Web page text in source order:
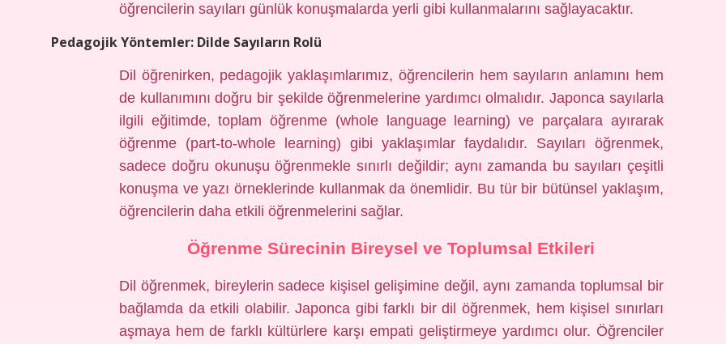
öğrencilerin sayıları günlük konuşmalarda yerli gibi kullanmalarını sağlayacaktır.
Pedagojik Yöntemler: Dilde Sayıların Rolü
Dil öğrenirken, pedagojik yaklaşımlarımız, öğrencilerin hem sayıların anlamını hem
de kullanımını doğru bir şekilde öğrenmelerine yardımcı olmalıdır. Japonca sayılarla
ilgili eğitimde, toplam öğrenme (whole language learning) ve parçalara ayırarak
öğrenme (part-to-whole learning) gibi yaklaşımlar faydalıdır. Sayıları öğrenmek,
sadece doğru okunuşu öğrenmekle sınırlı değildir; aynı zamanda bu sayıları çeşitli
konuşma ve yazı örneklerinde kullanmak da önemlidir. Bu tür bir bütünsel yaklaşım,
öğrencilerin daha etkili öğrenmelerini sağlar.
Öğrenme Sürecinin Bireysel ve Toplumsal Etkileri
Dil öğrenmek, bireylerin sadece kişisel gelişimine değil, aynı zamanda toplumsal bir
bağlamda da etkili olabilir. Japonca gibi farklı bir dil öğrenmek, hem kişisel sınırları
aşmaya hem de farklı kültürlere karşı empati geliştirmeye yardımcı olur. Öğrenciler